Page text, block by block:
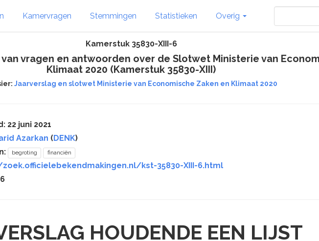
Kamervragen Stemmingen Statistieken Overig
Kamerstuk 35830-XIII-6
vragen en antwoorden over de Slotwet Ministerie van
Klimaat 2020 (Kamerstuk 35830-XIII)
Jaarverslag en slotwet Ministerie van Economische Zaken en Klimaat 2020
22 juni 2021
Azarkan (DENK)
begroting financiën
kst-35830-XIII-6.html
HOUDENDE EEN LIJST